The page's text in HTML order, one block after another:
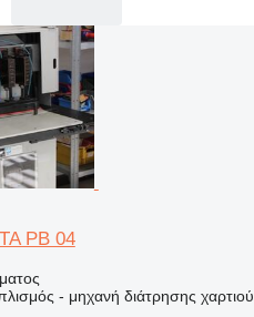
PB 04
- μηχανή διάτρησης χαρτιού